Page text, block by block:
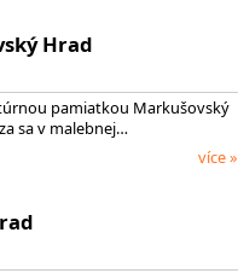
Hrad
pamiatkou Markušovský
sa v malebnej…
více »